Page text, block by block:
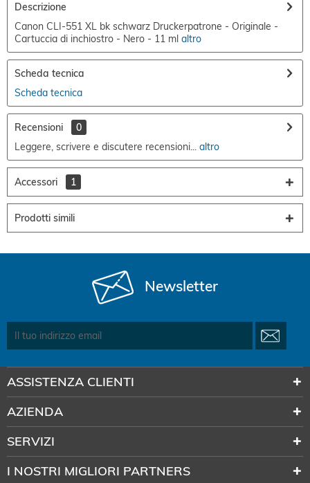
Descrizione
Canon CLI-551 XL bk schwarz Druckerpatrone - Originale -
Cartuccia di inchiostro - Nero - 11 ml altro
Scheda tecnica
Scheda tecnica
Recensioni
0
Leggere, scrivere e discutere recensioni... altro
Accessori 1
Prodotti simili
Newsletter
ASSISTENZA CLIENTI
AZIENDA
SERVIZI
I NOSTRI MIGLIORI PARTNERS